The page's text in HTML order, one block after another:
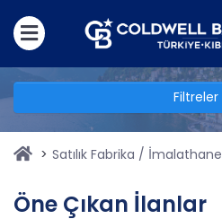
Filtreler
Satılık Fabrika / İmalathane
Öne Çıkan İlanlar